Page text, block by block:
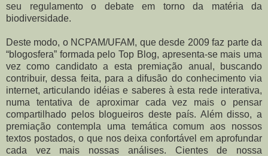
seu regulamento o debate em torno da matéria da
biodiversidade.
Deste modo, o NCPAM/UFAM, que desde 2009 faz parte da
“blogosfera” formada pelo Top Blog, apresenta-se mais uma
vez como candidato a esta premiação anual, buscando
contribuir, dessa feita, para a difusão do conhecimento via
internet, articulando idéias e saberes à esta rede interativa,
numa tentativa de aproximar cada vez mais o pensar
compartilhado pelos blogueiros deste país. Além disso, a
premiação contempla uma temática comum aos nossos
textos postados, o que nos deixa confortável em aprofundar
cada vez mais nossas análises. Cientes de nossa